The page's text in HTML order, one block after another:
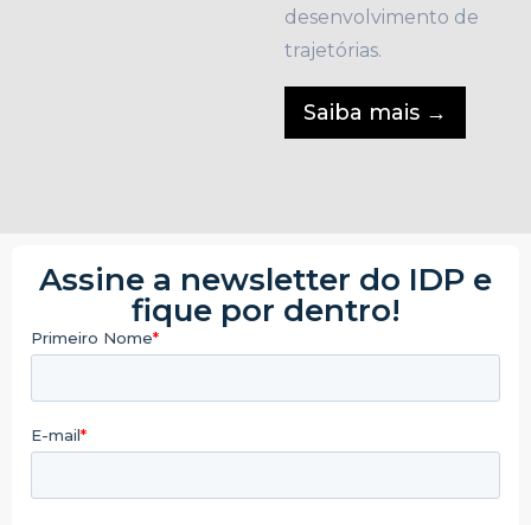
desenvolvimento de
trajetórias.
Saiba mais
Assine a newsletter do IDP e
fique por dentro!